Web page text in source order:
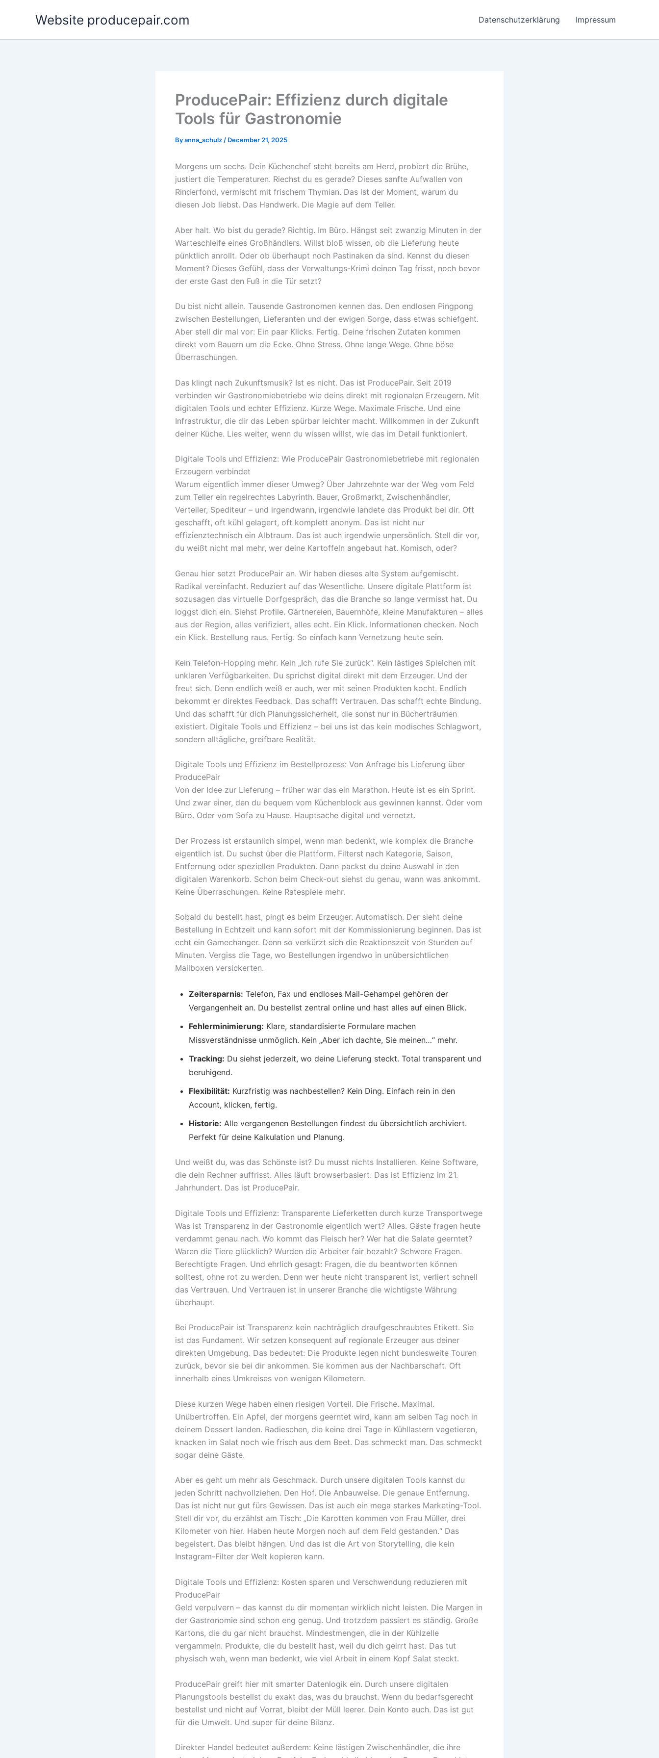
Website producepair.com Datenschutzerklärung Impressum
ProducePair: Effizienz durch digitale
Tools für Gastronomie
Byanna_schulz / December 21, 2025
Morgens um sechs. Dein Küchenchef steht bereits am Herd, probiert die Brühe,
justiert die Temperaturen. Riechst du es gerade? Dieses sanfte Aufwallen von
Rinderfond, vermischt mit frischem Thymian. Das ist der Moment, warum du
diesen Job liebst. Das Handwerk. Die Magie auf dem Teller.
Aber halt. Wo bist du gerade? Richtig. Im Büro. Hängst seit zwanzig Minuten in der
Warteschleife eines Großhändlers. Willst bloß wissen, ob die Lieferung heute
pünktlich anrollt. Oder ob überhaupt noch Pastinaken da sind. Kennst du diesen
Moment? Dieses Gefühl, dass der Verwaltungs-Krimi deinen Tag frisst, noch bevor
der erste Gast den Fuß in die Tür setzt?
Du bist nicht allein. Tausende Gastronomen kennen das. Den endlosen Pingpong
zwischen Bestellungen, Lieferanten und der ewigen Sorge, dass etwas schiefgeht.
Aber stell dir mal vor: Ein paar Klicks. Fertig. Deine frischen Zutaten kommen
direkt vom Bauern um die Ecke. Ohne Stress. Ohne lange Wege. Ohne böse
Überraschungen.
Das klingt nach Zukunftsmusik? Ist es nicht. Das ist ProducePair. Seit 2019
verbinden wir Gastronomiebetriebe wie deins direkt mit regionalen Erzeugern. Mit
digitalen Tools und echter Effizienz. Kurze Wege. Maximale Frische. Und eine
Infrastruktur, die dir das Leben spürbar leichter macht. Willkommen in der Zukunft
deiner Küche. Lies weiter, wenn du wissen willst, wie das im Detail funktioniert.
Digitale Tools und Effizienz: Wie ProducePair Gastronomiebetriebe mit regionalen
Erzeugern verbindet
Warum eigentlich immer dieser Umweg? Über Jahrzehnte war der Weg vom Feld
zum Teller ein regelrechtes Labyrinth. Bauer, Großmarkt, Zwischenhändler,
Verteiler, Spediteur – und irgendwann, irgendwie landete das Produkt bei dir. Oft
geschafft, oft kühl gelagert, oft komplett anonym. Das ist nicht nur
effizienztechnisch ein Albtraum. Das ist auch irgendwie unpersönlich. Stell dir vor,
du weißt nicht mal mehr, wer deine Kartoffeln angebaut hat. Komisch, oder?
Genau hier setzt ProducePair an. Wir haben dieses alte System aufgemischt.
Radikal vereinfacht. Reduziert auf das Wesentliche. Unsere digitale Plattform ist
sozusagen das virtuelle Dorfgespräch, das die Branche so lange vermisst hat. Du
loggst dich ein. Siehst Profile. Gärtnereien, Bauernhöfe, kleine Manufakturen – alles
aus der Region, alles verifiziert, alles echt. Ein Klick. Informationen checken. Noch
ein Klick. Bestellung raus. Fertig. So einfach kann Vernetzung heute sein.
Kein Telefon-Hopping mehr. Kein „Ich rufe Sie zurück“. Kein lästiges Spielchen mit
unklaren Verfügbarkeiten. Du sprichst digital direkt mit dem Erzeuger. Und der
freut sich. Denn endlich weiß er auch, wer mit seinen Produkten kocht. Endlich
bekommt er direktes Feedback. Das schafft Vertrauen. Das schafft echte Bindung.
Und das schafft für dich Planungssicherheit, die sonst nur in Bücherträumen
existiert. Digitale Tools und Effizienz – bei uns ist das kein modisches Schlagwort,
sondern alltägliche, greifbare Realität.
Digitale Tools und Effizienz im Bestellprozess: Von Anfrage bis Lieferung über
ProducePair
Von der Idee zur Lieferung – früher war das ein Marathon. Heute ist es ein Sprint.
Und zwar einer, den du bequem vom Küchenblock aus gewinnen kannst. Oder vom
Büro. Oder vom Sofa zu Hause. Hauptsache digital und vernetzt.
Der Prozess ist erstaunlich simpel, wenn man bedenkt, wie komplex die Branche
eigentlich ist. Du suchst über die Plattform. Filterst nach Kategorie, Saison,
Entfernung oder speziellen Produkten. Dann packst du deine Auswahl in den
digitalen Warenkorb. Schon beim Check-out siehst du genau, wann was ankommt.
Keine Überraschungen. Keine Ratespiele mehr.
Sobald du bestellt hast, pingt es beim Erzeuger. Automatisch. Der sieht deine
Bestellung in Echtzeit und kann sofort mit der Kommissionierung beginnen. Das ist
echt ein Gamechanger. Denn so verkürzt sich die Reaktionszeit von Stunden auf
Minuten. Vergiss die Tage, wo Bestellungen irgendwo in unübersichtlichen
Mailboxen versickerten.
Zeitersparnis: Telefon, Fax und endloses Mail-Gehampel gehören der
Vergangenheit an. Du bestellst zentral online und hast alles auf einen Blick.
Fehlerminimierung: Klare, standardisierte Formulare machen
Missverständnisse unmöglich. Kein „Aber ich dachte, Sie meinen…“ mehr.
Tracking: Du siehst jederzeit, wo deine Lieferung steckt. Total transparent und
beruhigend.
Flexibilität: Kurzfristig was nachbestellen? Kein Ding. Einfach rein in den
Account, klicken, fertig.
Historie: Alle vergangenen Bestellungen findest du übersichtlich archiviert.
Perfekt für deine Kalkulation und Planung.
Und weißt du, was das Schönste ist? Du musst nichts Installieren. Keine Software,
die dein Rechner auffrisst. Alles läuft browserbasiert. Das ist Effizienz im 21.
Jahrhundert. Das ist ProducePair.
Digitale Tools und Effizienz: Transparente Lieferketten durch kurze Transportwege
Was ist Transparenz in der Gastronomie eigentlich wert? Alles. Gäste fragen heute
verdammt genau nach. Wo kommt das Fleisch her? Wer hat die Salate geerntet?
Waren die Tiere glücklich? Wurden die Arbeiter fair bezahlt? Schwere Fragen.
Berechtigte Fragen. Und ehrlich gesagt: Fragen, die du beantworten können
solltest, ohne rot zu werden. Denn wer heute nicht transparent ist, verliert schnell
das Vertrauen. Und Vertrauen ist in unserer Branche die wichtigste Währung
überhaupt.
Bei ProducePair ist Transparenz kein nachträglich draufgeschraubtes Etikett. Sie
ist das Fundament. Wir setzen konsequent auf regionale Erzeuger aus deiner
direkten Umgebung. Das bedeutet: Die Produkte legen nicht bundesweite Touren
zurück, bevor sie bei dir ankommen. Sie kommen aus der Nachbarschaft. Oft
innerhalb eines Umkreises von wenigen Kilometern.
Diese kurzen Wege haben einen riesigen Vorteil. Die Frische. Maximal.
Unübertroffen. Ein Apfel, der morgens geerntet wird, kann am selben Tag noch in
deinem Dessert landen. Radieschen, die keine drei Tage in Kühllastern vegetieren,
knacken im Salat noch wie frisch aus dem Beet. Das schmeckt man. Das schmeckt
sogar deine Gäste.
Aber es geht um mehr als Geschmack. Durch unsere digitalen Tools kannst du
jeden Schritt nachvollziehen. Den Hof. Die Anbauweise. Die genaue Entfernung.
Das ist nicht nur gut fürs Gewissen. Das ist auch ein mega starkes Marketing-Tool.
Stell dir vor, du erzählst am Tisch: „Die Karotten kommen von Frau Müller, drei
Kilometer von hier. Haben heute Morgen noch auf dem Feld gestanden.“ Das
begeistert. Das bleibt hängen. Und das ist die Art von Storytelling, die kein
Instagram-Filter der Welt kopieren kann.
Digitale Tools und Effizienz: Kosten sparen und Verschwendung reduzieren mit
ProducePair
Geld verpulvern – das kannst du dir momentan wirklich nicht leisten. Die Margen in
der Gastronomie sind schon eng genug. Und trotzdem passiert es ständig. Große
Kartons, die du gar nicht brauchst. Mindestmengen, die in der Kühlzelle
vergammeln. Produkte, die du bestellt hast, weil du dich geirrt hast. Das tut
physisch weh, wenn man bedenkt, wie viel Arbeit in einem Kopf Salat steckt.
ProducePair greift hier mit smarter Datenlogik ein. Durch unsere digitalen
Planungstools bestellst du exakt das, was du brauchst. Wenn du bedarfsgerecht
bestellst und nicht auf Vorrat, bleibt der Müll leerer. Dein Konto auch. Das ist gut
für die Umwelt. Und super für deine Bilanz.
Direkter Handel bedeutet außerdem: Keine lästigen Zwischenhändler, die ihre